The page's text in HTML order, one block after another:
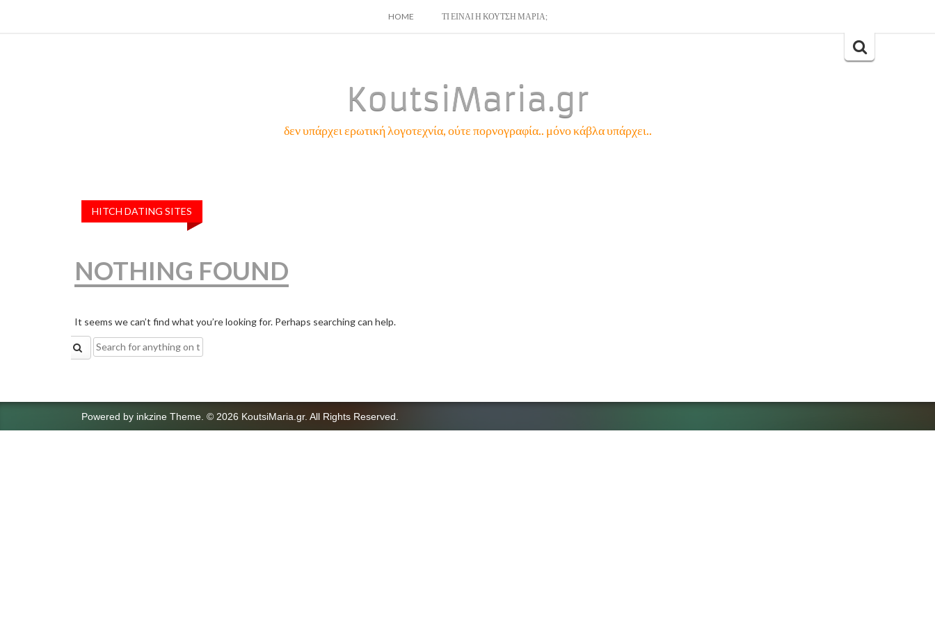
SKIP
HOME ΤΙ ΕΙΝΑΙ Η ΚΟΥΤΣΗ ΜΑΡΙΑ;
Search
KoutsiMaria.gr
δεν υπάρχει ερωτική λογοτεχνία, ούτε πορνογραφία.. μόνο κάβλα υπάρχει..
HITCH DATING SITES
NOTHING FOUND
It seems we can’t find what you’re looking for. Perhaps searching can help.
Search
for:
Powered by inkzine Theme © 2026 KoutsiMaria.gr. All Rights Reserved.